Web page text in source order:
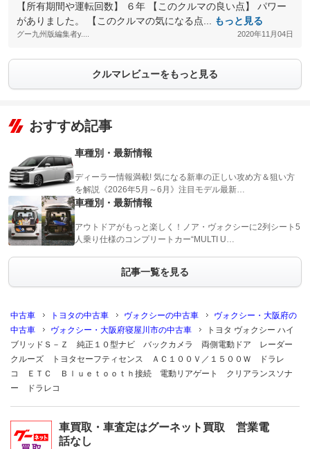
【所有期間や運転回数】 ６年 【このクルマの良い点】 パワー
がありました。 【このクルマの気になる点...
もっと見る
グー九州版編集者y.... 2020年11月04日
クルマレビューをもっと見る
おすすめ記事
車種別・最新情報
ディーラー情報満載! 気になる新車の正しい攻め方＆狙い方
を解説《2026年5月～6月》注目モデル最新…
車種別・最新情報
アウトドアがもっと楽しく！ノア・ヴォクシーに2列シート5
人乗り仕様のコンプリートカー“MULTI U…
記事一覧を見る
中古車 トヨタの中古車 ヴォクシーの中古車
ヴォクシー・大阪府の
中古車
ヴォクシー・大阪府寝屋川市の中古車
トヨタ ヴォクシー ハイ
ブリッドＳ－Ｚ 純正１０型ナビ バックカメラ 両側電動ドア レーダー
クルーズ トヨタセーフティセンス ＡＣ１００Ｖ／１５００Ｗ ドラレ
コ ＥＴＣ Ｂｌｕｅｔｏｏｔｈ接続 電動リアゲート クリアランスソナ
ー ドラレコ
車買取・車査定はグーネット買取 営業電
話なし